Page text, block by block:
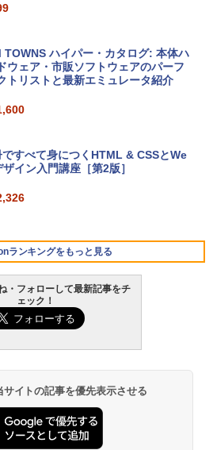
、13.6インチLiquid Retinaディ
カメラ、日本語キーボード、Touch I
スカイブルー
fd 15.6インチ 16GBメモリ 512GB
インテル Core 5
Copilotキー搭載/Win 11/15.6型/
i5/16GB/SSD 512GB/ホワイト) FM
ーチャルアイテムを含む】 【オンラ
ゲームコード】 ロブロックス | オン
ンコード版
ギフトカード - 1000 Robux 【限
ーチャルアイテムを含む】 【オンラ
ンコード版
TOWNS ハイパー・カタログ: 本体ハ
ウェア・市販ソフトウェアのパーフ
トリストと最新エミュレータ紹介
ですべて身につくHTML & CSSとWe
ザイン入門講座［第2版］
ランキングをもっと見る
Kindle Paperwhite (16GB) 7イ
ディスプレイ、色調調節ライト、12
Kindle - 目に優しい、かさばら
、大きな画面で読みやすい、6週間持
・フォローして最新記事をチ
ェック！
イトの記事を優先表示させる